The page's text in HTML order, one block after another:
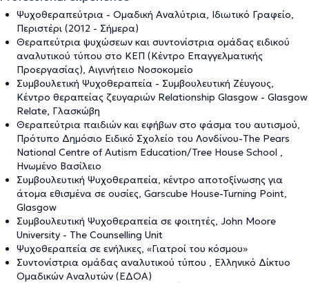
Ψυχοθεραπεύτρια - Ομαδική Αναλύτρια, Ιδιωτικό Γραφείο,
Περιστέρι (2012 - Σήμερα)
Θεραπεύτρια ψυχώσεων και συντονίστρια ομάδας ειδικού
αναλυτικού τύπου στο ΚΕΠ (Κέντρο Επαγγελματικής
Προεργασίας), Αιγινήτειο Νοσοκομείο
Συμβουλετική Ψυχοθεραπεία - Συμβουλευτική Ζέυγους,
Κέντρο θεραπείας ζευγαριών Relationship Glasgow - Glasgow
Relate, Γλασκώβη
Θεραπεύτρια παιδιών και εφήβων στο φάσμα του αυτισμού,
Πρότυπο Δημόσιο Ειδικό Σχολείο του Λονδίνου-The Pears
National Centre of Autism Education/Tree House School ,
Ηνωμένο Βασίλειο
Συμβουλευτική Ψυχοθεραπεία, κέντρο αποτοξίνωσης για
άτομα εθισμένα σε ουσίες, Garscube House-Turning Point,
Glasgow
Συμβουλευτική Ψυχοθεραπεία σε φοιτητές, John Moore
University - The Counselling Unit
Ψυχοθεραπεία σε ενήλικες, «Γιατροί του κόσμου»
Συντονίστρια ομάδας αναλυτικού τύπου , Ελληνικό Δίκτυο
Ομαδικών Αναλυτών (ΕΔΟΑ)